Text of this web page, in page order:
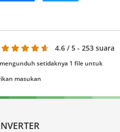
4.6 / 5 - 253 suara
setidaknya 1 file untuk
masukan